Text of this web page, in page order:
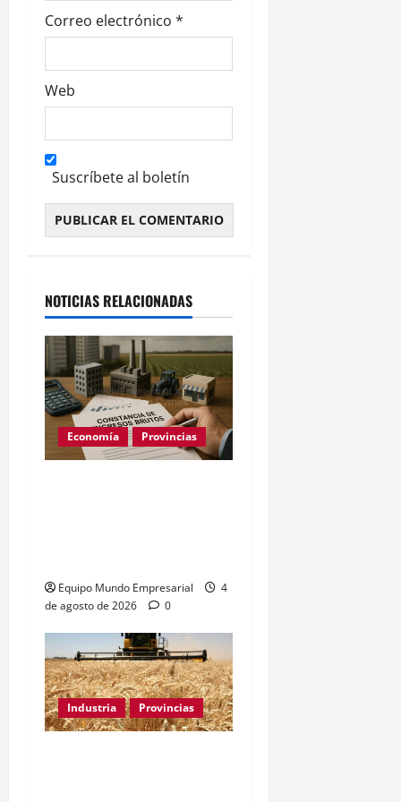
Correo electrónico *
Web
Suscríbete al boletín
NOTICIAS RELACIONADAS
Economía Provincias
Equipo Mundo Empresarial
4
de agosto de 2026
0
Industria Provincias